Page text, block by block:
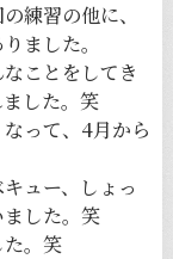
練習の他に、
ました。
ことをしてき
した。笑
って、4月から
ュー、しょっ
した。笑
。笑